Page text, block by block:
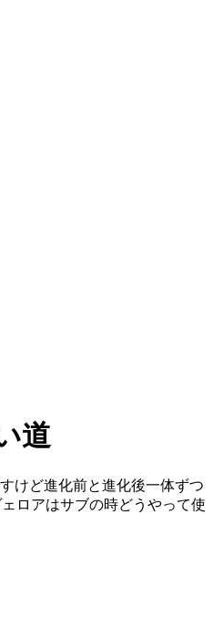
道
けど進化前と進化後一体ずつ
ロアはサブの時どうやって使